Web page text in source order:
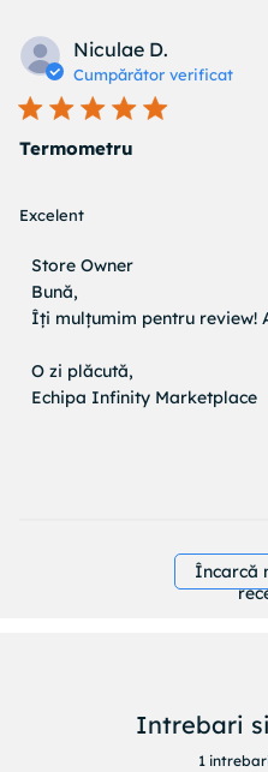
Niculae D.
Cumpărător verificat
Termometru
Excelent
read more about review
Comentariile
Recenzii de Store Owner
Store Owner
Bună,
Îți mulțumim pentru review!
O zi plăcută,
Echipa Infinity Marketplace
Încarcă
Intrebari
1